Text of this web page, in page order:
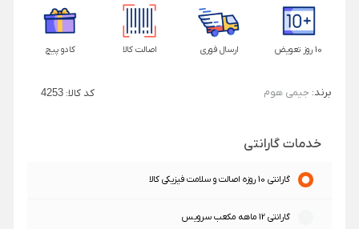
10 روز تعویض ارسال فوری اصالت کالا کادو پیچ
برند: جیمی هوم کد کالا:4253
خدمات گارانتی
گارانتی 10 روزه اصالت و سلامت فیزیکی کالا
گارانتی 12 ماهه مکعب سرویس